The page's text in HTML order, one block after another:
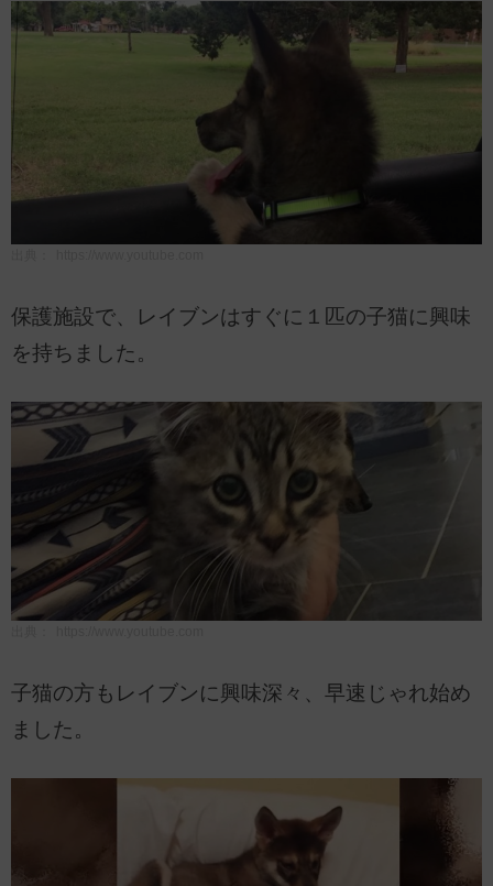
保護施設で、レイブンはすぐに１匹の子猫に興味
を持ちました。
子猫の方もレイブンに興味深々、早速じゃれ始め
ました。